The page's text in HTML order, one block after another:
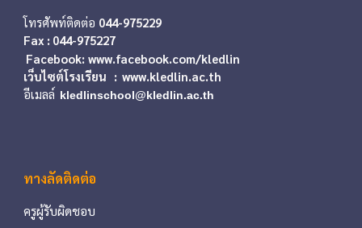
โทรศัพท์ติดต่อ 044-975229
Fax : 044-975227
Facebook: www.facebook.com/kledlin
เว็บไซต์โรงเรียน : www.kledlin.ac.th
อีเมลล์ kledlinschool@kledlin.ac.th
ทางลัดติดต่อ
ครูผู้รับผิดชอบ